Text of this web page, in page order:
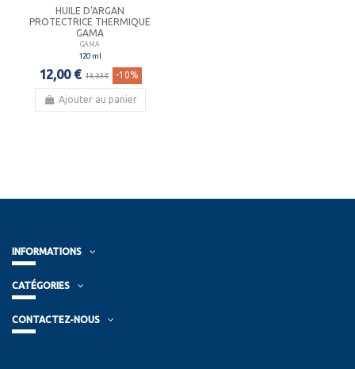
HUILE D'ARGAN
PROTECTRICE THERMIQUE
GAMA
GAMA
120 ml
12,00 € 13,33 € -10%
Ajouter au panier
INFORMATIONS
CATÉGORIES
CONTACTEZ-NOUS